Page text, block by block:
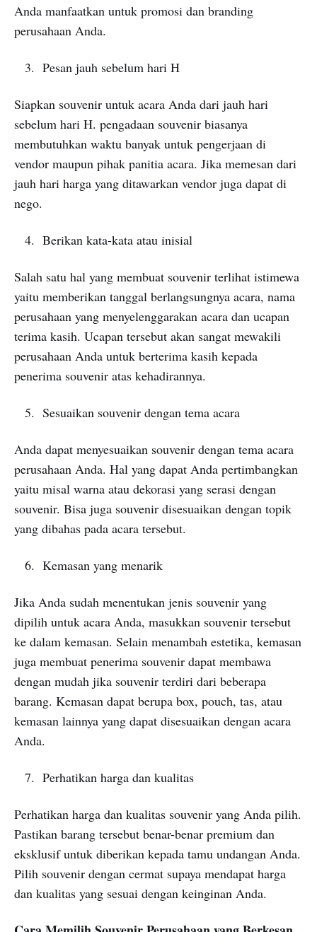
Anda manfaatkan untuk promosi dan branding
perusahaan Anda.
Pesan jauh sebelum hari H
Siapkan souvenir untuk acara Anda dari jauh hari
sebelum hari H. pengadaan souvenir biasanya
membutuhkan waktu banyak untuk pengerjaan di
vendor maupun pihak panitia acara. Jika memesan dari
jauh hari harga yang ditawarkan vendor juga dapat di
nego.
Berikan kata-kata atau inisial
Salah satu hal yang membuat souvenir terlihat istimewa
yaitu memberikan tanggal berlangsungnya acara, nama
perusahaan yang menyelenggarakan acara dan ucapan
terima kasih. Ucapan tersebut akan sangat mewakili
perusahaan Anda untuk berterima kasih kepada
penerima souvenir atas kehadirannya.
Sesuaikan souvenir dengan tema acara
Anda dapat menyesuaikan souvenir dengan tema acara
perusahaan Anda. Hal yang dapat Anda pertimbangkan
yaitu misal warna atau dekorasi yang serasi dengan
souvenir. Bisa juga souvenir disesuaikan dengan topik
yang dibahas pada acara tersebut.
Kemasan yang menarik
Jika Anda sudah menentukan jenis souvenir yang
dipilih untuk acara Anda, masukkan souvenir tersebut
ke dalam kemasan. Selain menambah estetika, kemasan
juga membuat penerima souvenir dapat membawa
dengan mudah jika souvenir terdiri dari beberapa
barang. Kemasan dapat berupa box, pouch, tas, atau
kemasan lainnya yang dapat disesuaikan dengan acara
Anda.
Perhatikan harga dan kualitas
Perhatikan harga dan kualitas souvenir yang Anda pilih.
Pastikan barang tersebut benar-benar premium dan
eksklusif untuk diberikan kepada tamu undangan Anda.
Pilih souvenir dengan cermat supaya mendapat harga
dan kualitas yang sesuai dengan keinginan Anda.